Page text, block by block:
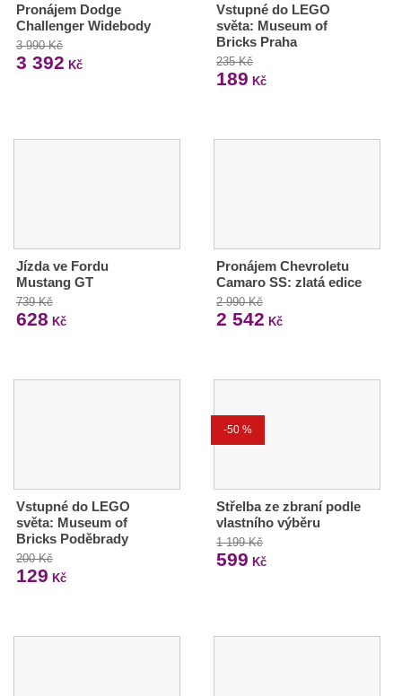
Pronájem Dodge
Challenger Widebody
3 990 Kč
3 392 Kč
Vstupné do LEGO
světa: Museum of
Bricks Praha
235 Kč
189 Kč
Jízda ve Fordu
Mustang GT
739 Kč
628 Kč
Pronájem Chevroletu
Camaro SS: zlatá edice
2 990 Kč
2 542 Kč
Vstupné do LEGO
světa: Museum of
Bricks Poděbrady
200 Kč
129 Kč
-50 %
Střelba ze zbraní podle
vlastního výběru
1 199 Kč
599 Kč